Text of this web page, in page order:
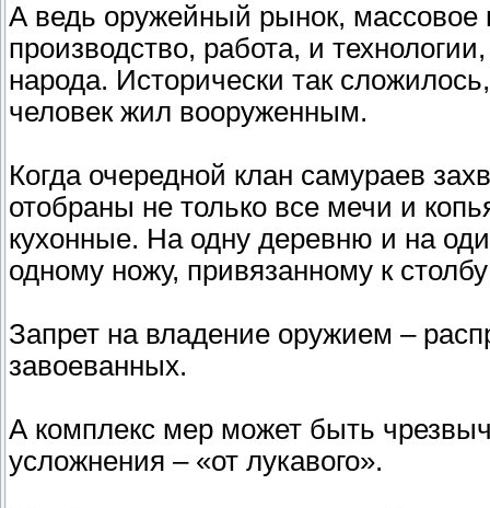
А ведь оружейный рынок, массовое
производство, работа, и
народа. Исторически так
человек жил вооруженным.
Когда очередной клан самураев
отобраны не только все мечи и
кухонные. На одну деревню и на
одному ножу, привязанному к
Запрет на владение оружием –
завоеванных.
А комплекс мер может быть
усложнения – «от лукавого».